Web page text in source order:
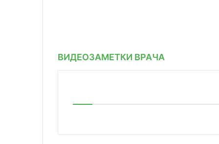
ВИДЕОЗАМЕТКИ ВРАЧА